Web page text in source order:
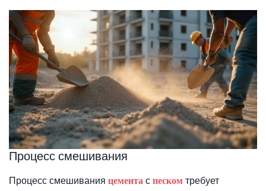
Процесс смешивания
Процесс смешивания цементаспескомтребует